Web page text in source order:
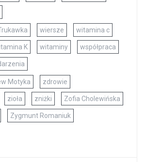
wiersze witamina c
K witaminy współpraca
Motyka zdrowie
zioła zniżki Zofia Cholewińska
Zygmunt Romaniuk